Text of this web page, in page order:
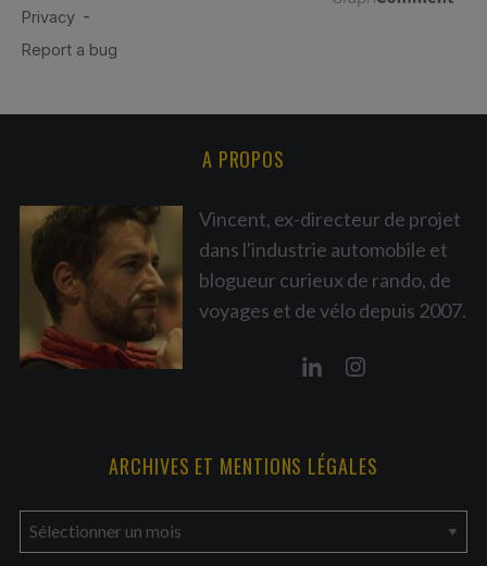
A PROPOS
Vincent, ex-directeur de projet
dans l'industrie automobile et
blogueur curieux de rando, de
voyages et de vélo depuis 2007.
ARCHIVES ET MENTIONS LÉGALES
r